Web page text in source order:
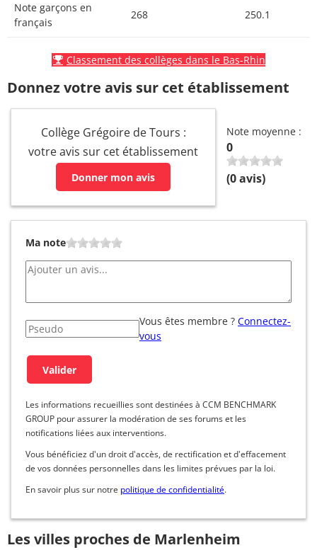
Note garçons en
français
268 250.1
Classement des collèges dans le Bas-Rhin
Donnez votre avis sur cet établissement
Collège Grégoire de Tours :
votre avis sur cet établissement
Donner mon avis
Note moyenne :
0
(0avis)
Ma note
Vous êtes membre ? Connectez-
vous
Les informations recueillies sont destinées à CCM BENCHMARK
GROUP pour assurer la modération de ses forums et les
notifications liées aux interventions.
Vous bénéficiez d'un droit d'accès, de rectification et d'effacement
de vos données personnelles dans les limites prévues par la loi.
En savoir plus sur notre politique de confidentialité.
Les villes proches de Marlenheim